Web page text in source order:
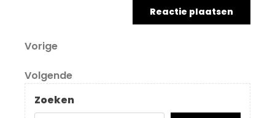
Berichtnavigatie
Vorig
Vorige
Volgend
bericht
Volgende
Zoeken